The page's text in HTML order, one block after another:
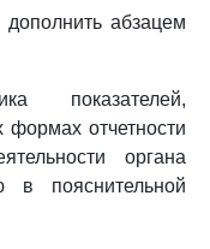
дополнить абзацем
показателей,
отчетности
органа
в пояснительной